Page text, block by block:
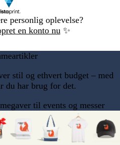
personlig oplevelse?
en konto nu ✨
stil og ethvert budget – med
du har brug for det.
til events og messer